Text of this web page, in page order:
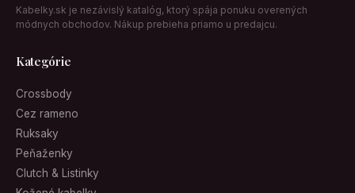
Kabelky.sk je nezávislý katalóg, ktorý spája ponuku overených
módnych obchodov. Nákup prebieha priamo u predajcu.
Kategórie
Crossbody
Cez rameno
Ruksaky
Peňaženky
Clutch & Listinky